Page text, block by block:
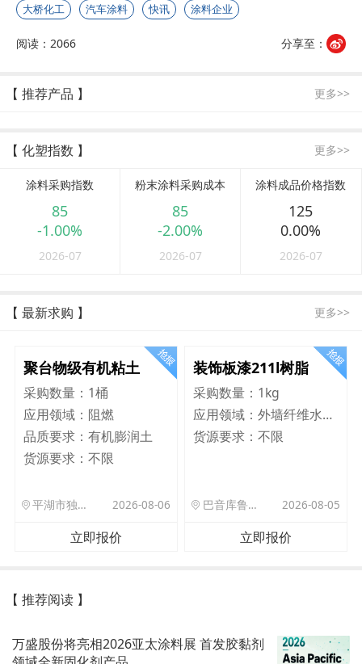
大桥化工 汽车涂料 快讯 涂料企业
阅读：2066 分享至：
【 推荐产品 】 更多>>
【 化塑指数 】 更多>>
涂料采购指数
85
-1.00%
2026-07
粉末涂料采购成本
85
-2.00%
2026-07
涂料成品价格指数
125
0.00%
2026-07
【 最新求购 】 更多>>
聚台物级有机粘土
采购数量： 1桶
应用领域： 阻燃
品质要求： 有机膨润土
货源要求： 不限
平湖市独山港镇集港路 589 号 2026-08-06
立即报价
装饰板漆211l树脂
采购数量： 1kg
应用领域：
外墙纤维水泥板
货源要求：不限
巴音库鲁提镇,托帕口岸六号库房 2026-08-05
立即报价
【 推荐阅读 】
万盛股份将亮相2026亚太涂料展 首发胶黏剂